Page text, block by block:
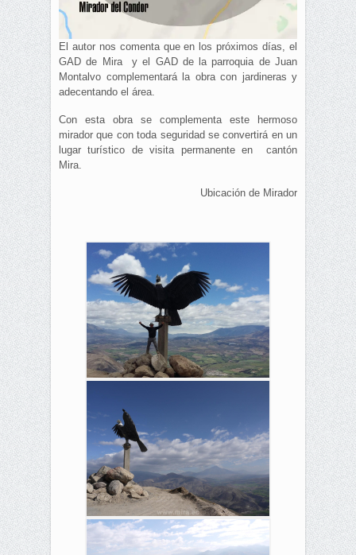
El autor nos comenta que en los próximos días, el
GAD de Mira y el GAD de la parroquia de Juan
Montalvo complementará la obra con jardineras y
adecentando el área.
Con esta obra se complementa este hermoso
mirador que con toda seguridad se convertirá en un
lugar turístico de visita permanente en cantón
Mira.
Ubicación de Mirador